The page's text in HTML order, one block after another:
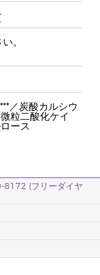
。
／炭酸カルシウ
粒二酸化ケイ
ース
8172 (フリーダイヤ